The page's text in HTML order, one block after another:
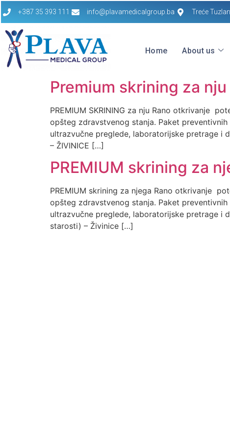
+387 35 393 111 info@plavamedicalgroup.ba Treće
Home About us
Premium skrining za
PREMIUM SKRINING za nju Rano otkrivanje
opšteg zdravstvenog stanja. Paket preventivnih
ultrazvučne preglede, laboratorijske pretrage i
– ŽIVINICE […]
PREMIUM skrining za
PREMIUM skrining za njega Rano otkrivanje
opšteg zdravstvenog stanja. Paket preventivnih
ultrazvučne preglede, laboratorijske pretrage i
starosti) – Živinice […]